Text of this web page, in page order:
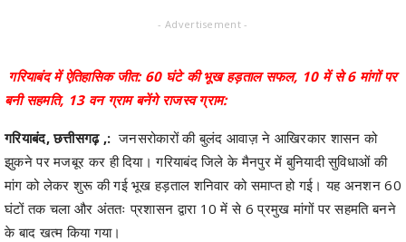
- Advertisement -
गरियाबंद में ऐतिहासिक जीत: 60 घंटे की भूख हड़ताल सफल, 10 में से 6 मांगों पर
बनी सहमति, 13 वन ग्राम बनेंगे राजस्व ग्राम:
गरियाबंद, छत्तीसगढ़ ,:जनसरोकारों की बुलंद आवाज़ ने आखिरकार शासन को
झुकने पर मजबूर कर ही दिया। गरियाबंद जिले के मैनपुर में बुनियादी सुविधाओं की
मांग को लेकर शुरू की गई भूख हड़ताल शनिवार को समाप्त हो गई। यह अनशन 60
घंटों तक चला और अंततः प्रशासन द्वारा 10 में से 6 प्रमुख मांगों पर सहमति बनने
के बाद खत्म किया गया।